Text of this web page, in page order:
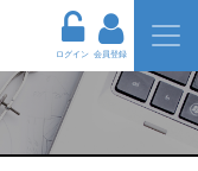
ログイン 会員登録